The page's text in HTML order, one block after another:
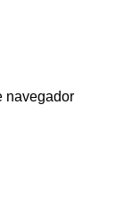
navegador